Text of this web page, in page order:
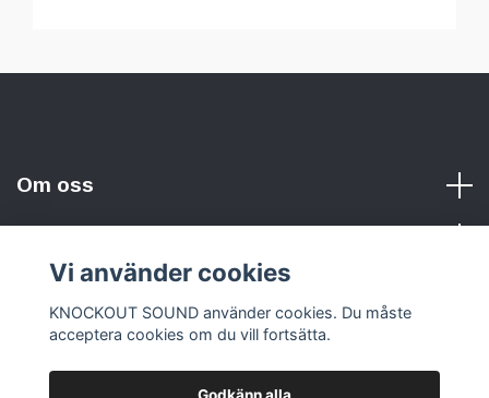
Om oss
Sociala medier
Vi använder cookies
KNOCKOUT SOUND använder cookies. Du måste
acceptera cookies om du vill fortsätta.
Godkänn alla